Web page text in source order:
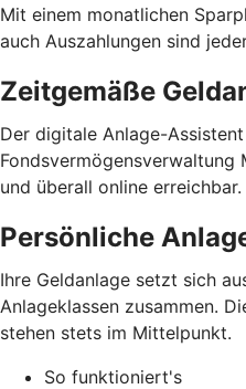
Mit einem monatlichen
auch Auszahlungen sind
Zeitgemäße
Der digitale Anlage-
Fondsvermögensverwaltung
und überall online erreichbar.
Persönliche
Ihre Geldanlage setzt sich
Anlageklassen zusammen.
stehen stets im Mittelpunkt.
So funktioniert's